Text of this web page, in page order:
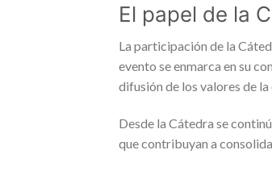
El papel de la
La participación de la
evento se enmarca en su
difusión de los valores de
Desde la Cátedra se
que contribuyan a